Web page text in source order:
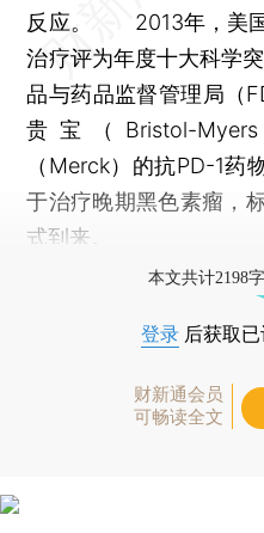
反应。 2013年，美国
治疗评为年度十大科学
品与药品监督管理局（
贵宝（Bristol-
（Merck）的抗PD-1药
于治疗晚期黑色素瘤，
式到来。
本文共计2198
登录 后获取
财新通会员
可畅读全文